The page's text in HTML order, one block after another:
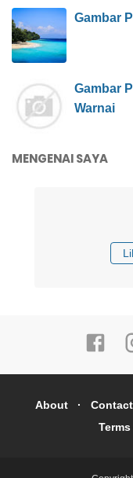
Gambar
Gambar
Warnai
MENGENAI SAYA
About Contact